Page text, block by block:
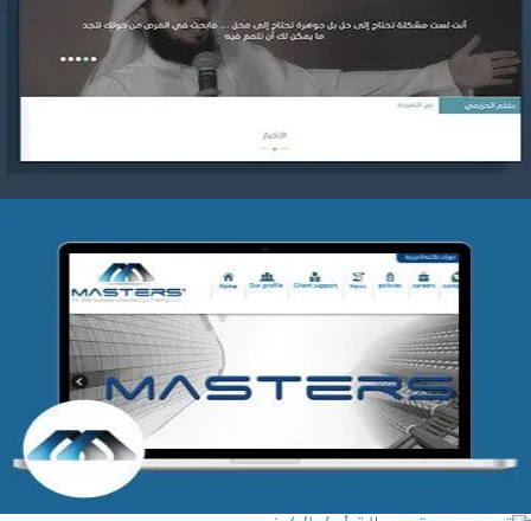
موقع ياسر بن بدر الحزيمي
التفاصيل
شركة MASTERS للتدريب
التفاصيل